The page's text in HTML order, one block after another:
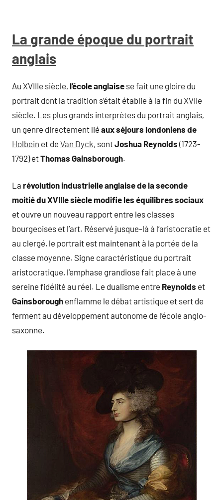
La grande époque du portrait
anglais
Au XVIIIe siècle, l’école anglaise se fait une gloire du
portrait dont la tradition s’était établie à la fin du XVIIe
siècle. Les plus grands interprètes du portrait anglais,
un genre directement lié aux séjours londoniens de
Holbein et de Van Dyck, sontJoshua Reynolds (1723-
1792) etThomas Gainsborough.
La révolution industrielle anglaise de la seconde
moitié du XVIIIe siècle modifie les équilibres sociaux
et ouvre un nouveau rapport entre les classes
bourgeoises et l’art. Réservé jusque-là à l’aristocratie et
au clergé, le portrait est maintenant à la portée de la
classe moyenne. Signe caractéristique du portrait
aristocratique, l’emphase grandiose fait place à une
sereine fidélité au réel. Le dualisme entre Reynolds et
Gainsborough enflamme le débat artistique et sert de
ferment au développement autonome de l’école anglo-
saxonne.